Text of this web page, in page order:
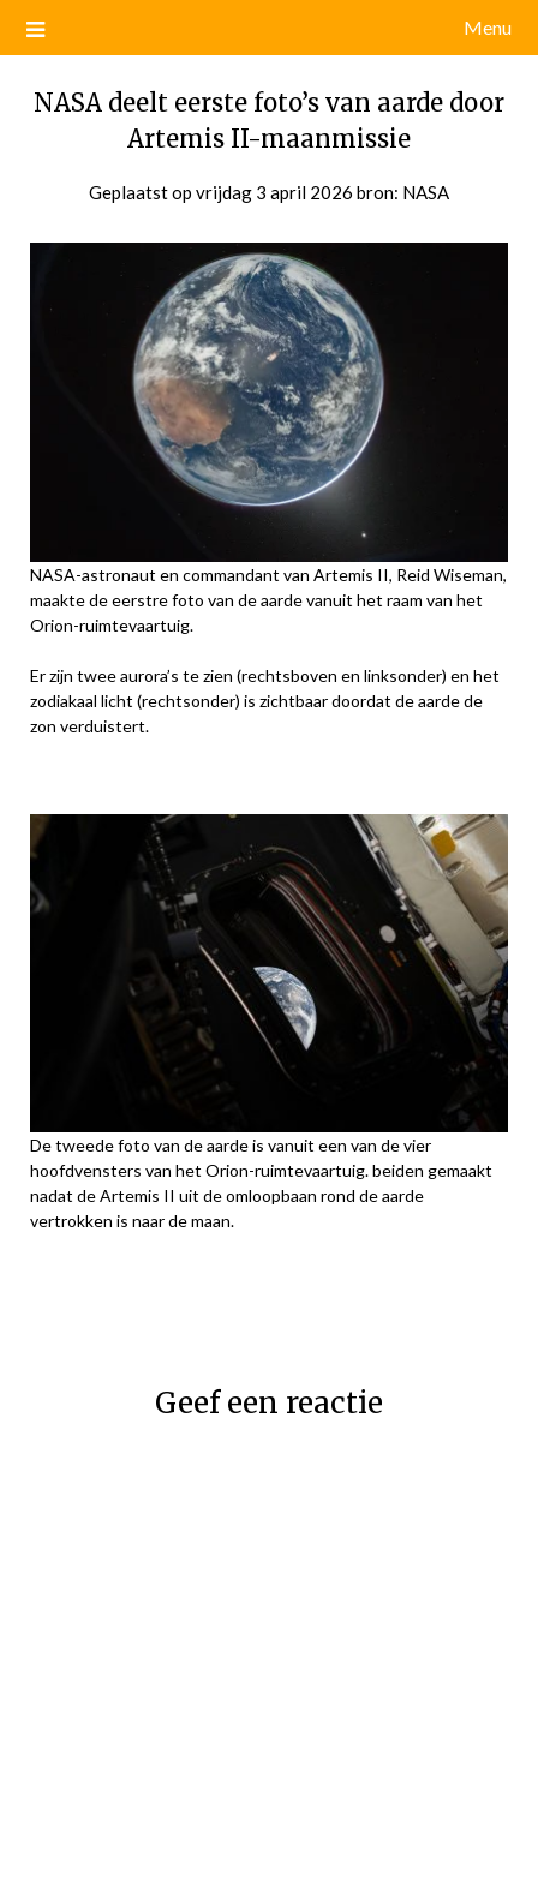
Menu
NASA deelt eerste foto’s van aarde door
Artemis II-maanmissie
Geplaatst op vrijdag 3 april 2026 door
bron: NASA
NASA-astronaut en commandant van Artemis II, Reid Wiseman,
maakte de eerstre foto van de aarde vanuit het raam van het
Orion-ruimtevaartuig.
Er zijn twee aurora’s te zien (rechtsboven en linksonder) en het
zodiakaal licht (rechtsonder) is zichtbaar doordat de aarde de
zon verduistert.
De tweede foto van de aarde is vanuit een van de vier
hoofdvensters van het Orion-ruimtevaartuig. beiden gemaakt
nadat de Artemis II uit de omloopbaan rond de aarde
vertrokken is naar de maan.
Geef een reactie